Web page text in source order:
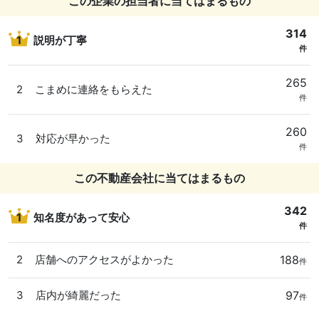
1 説明が丁寧 314
件
2 こまめに連絡をもらえた 265
件
3 対応が早かった 260
件
この不動産会社に当てはまるもの
1 知名度があって安心 342
件
2 店舗へのアクセスがよかった 188件
3 店内が綺麗だった 97件